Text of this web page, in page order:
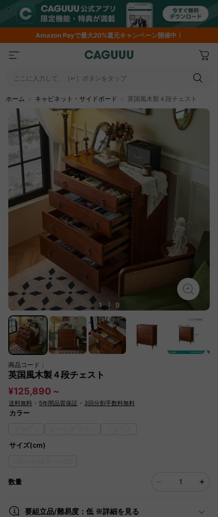
AmazonPayで最大20%還元キャンペーン開催中！
ここに入力して、［↵］ボタンをタップ
ホーム キャビネット・サイドボード 英国風木製４段チェスト
1 | 9
商品コード：
英国風木製４段チェスト
¥125,890 ~
送料無料 ・ 5年間品質保証 ・ 3回分割手数料無料
カラー
サイズ(cm)
数量
要組立品/難易度：低 ※詳細を見る